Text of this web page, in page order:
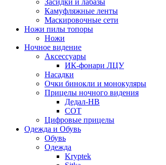
Засидки и лабазы
Камуфляжные ленты
Маскировочные сети
Ножи пилы топоры
Ножи
Ночное видение
Аксессуары
ИК-фонари ЛЦУ
Насадки
Очки бинокли и монокуляры
Прицелы ночного видения
Дедал-НВ
СОТ
Цифровые прицелы
Одежда и Обувь
Обувь
Одежда
Kryptek